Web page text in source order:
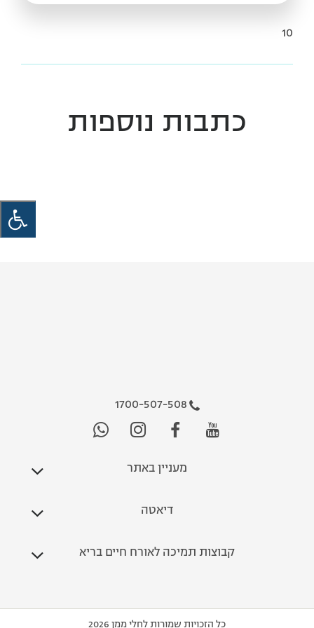
10
כתבות נוספות
1700-507-508
מעניין באתר
דיאטה
קבוצות תמיכה לאורח חיים בריא
כל הזכויות שמורות לחלי ממן 2026